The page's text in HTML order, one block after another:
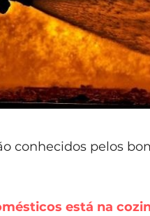
conhecidos pelos
está na